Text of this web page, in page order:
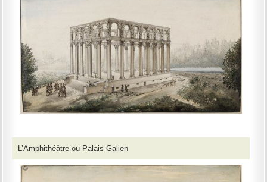
L’Amphithéâtre ou Palais Galien